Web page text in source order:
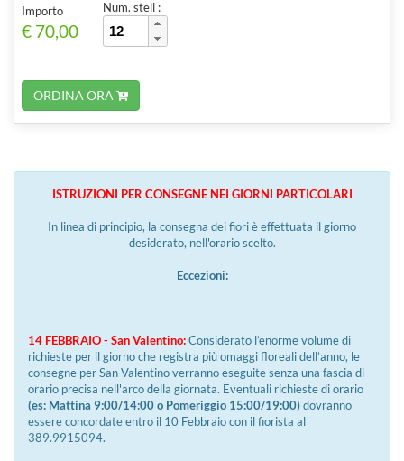
Importo
€ 70,00
Num. steli :
ORDINA ORA
ISTRUZIONI PER CONSEGNE NEI GIORNI PARTICOLARI
In linea di principio, la consegna dei fiori è effettuata il giorno
desiderato, nell'orario scelto.
Eccezioni:
14 FEBBRAIO - San Valentino:Considerato l’enorme volume di
richieste per il giorno che registra più omaggi floreali dell’anno, le
consegne per San Valentino verranno eseguite senza una fascia di
orario precisa nell'arco della giornata. Eventuali richieste di orario
(es: Mattina 9:00/14:00 o Pomeriggio 15:00/19:00)dovranno
essere concordate entro il 10 Febbraio con il fiorista al
389.9915094.